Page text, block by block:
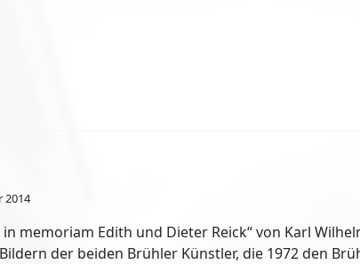
2014
memoriam Edith und Dieter Reick“ von Karl
der beiden Brühler Künstler, die 1972 den